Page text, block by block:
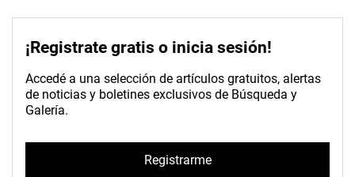
¡Registrate gratis o inicia sesión!
Accedé a una selección de artículos gratuitos, alertas
de noticias y boletines exclusivos de Búsqueda y
Galería.
Registrarme